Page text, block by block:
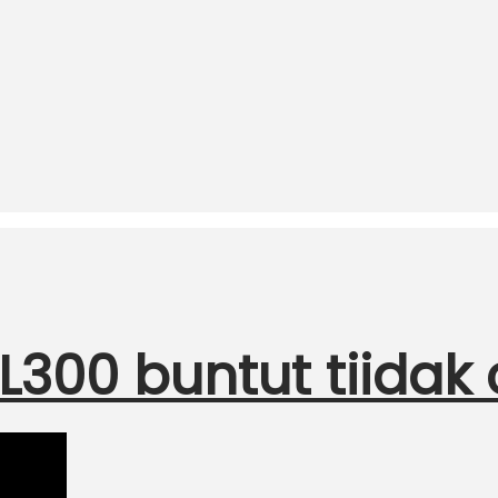
buntut tiidak